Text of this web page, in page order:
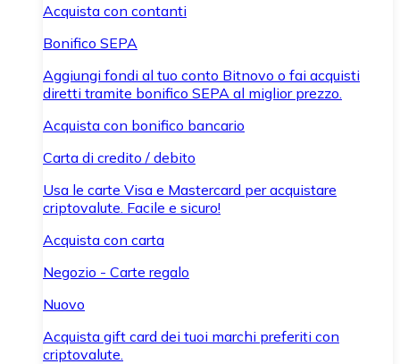
Acquista con contanti
Bonifico SEPA
Aggiungi fondi al tuo conto Bitnovo o fai acquisti
diretti tramite bonifico SEPA al miglior prezzo.
Acquista con bonifico bancario
Carta di credito / debito
Usa le carte Visa e Mastercard per acquistare
criptovalute. Facile e sicuro!
Acquista con carta
Negozio - Carte regalo
Nuovo
Acquista gift card dei tuoi marchi preferiti con
criptovalute.